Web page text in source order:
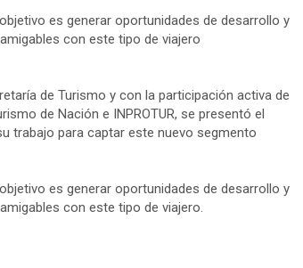
es generar oportunidades de desarrollo y
con este tipo de viajero
de Turismo y con la participación activa de
de Nación e INPROTUR, se presentó el
trabajo para captar este nuevo segmento
es generar oportunidades de desarrollo y
con este tipo de viajero.